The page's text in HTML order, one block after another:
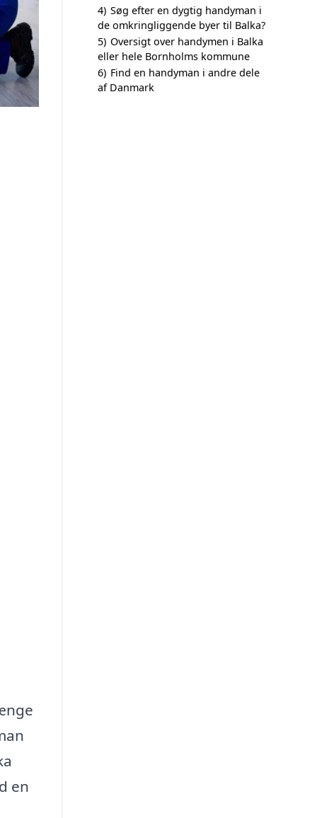
en
4) Søg efter en dygtig handyman i
de omkringliggende byer til Balka?
5) Oversigt over handymen i Balka
eller hele Bornholms kommune
6) Find en handyman i andre dele
af Danmark